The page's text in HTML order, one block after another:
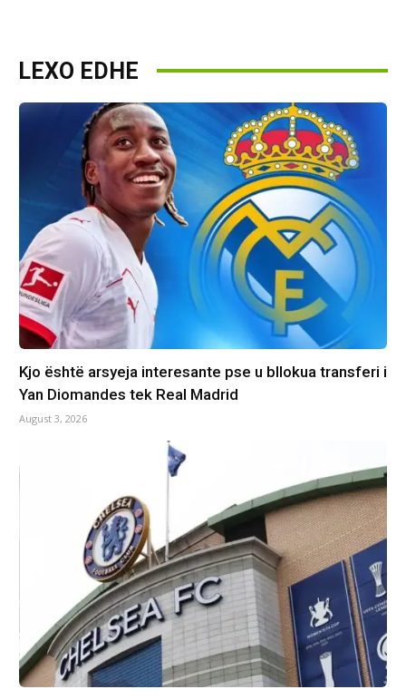
LEXO EDHE
Kjo është arsyeja interesante pse u bllokua transferi i
Yan Diomandes tek Real Madrid
August 3, 2026